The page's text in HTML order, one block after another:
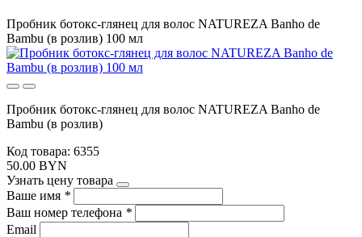
Пробник ботокс-глянец для волос NATUREZA Banho de
Bambu (в розлив) 100 мл
Пробник ботокс-глянец для волос NATUREZA Banho de
Bambu (в розлив)
Код товара: 6355
50.00 BYN
Узнать цену товара
Ваше имя *
Ваш номер телефона *
Email